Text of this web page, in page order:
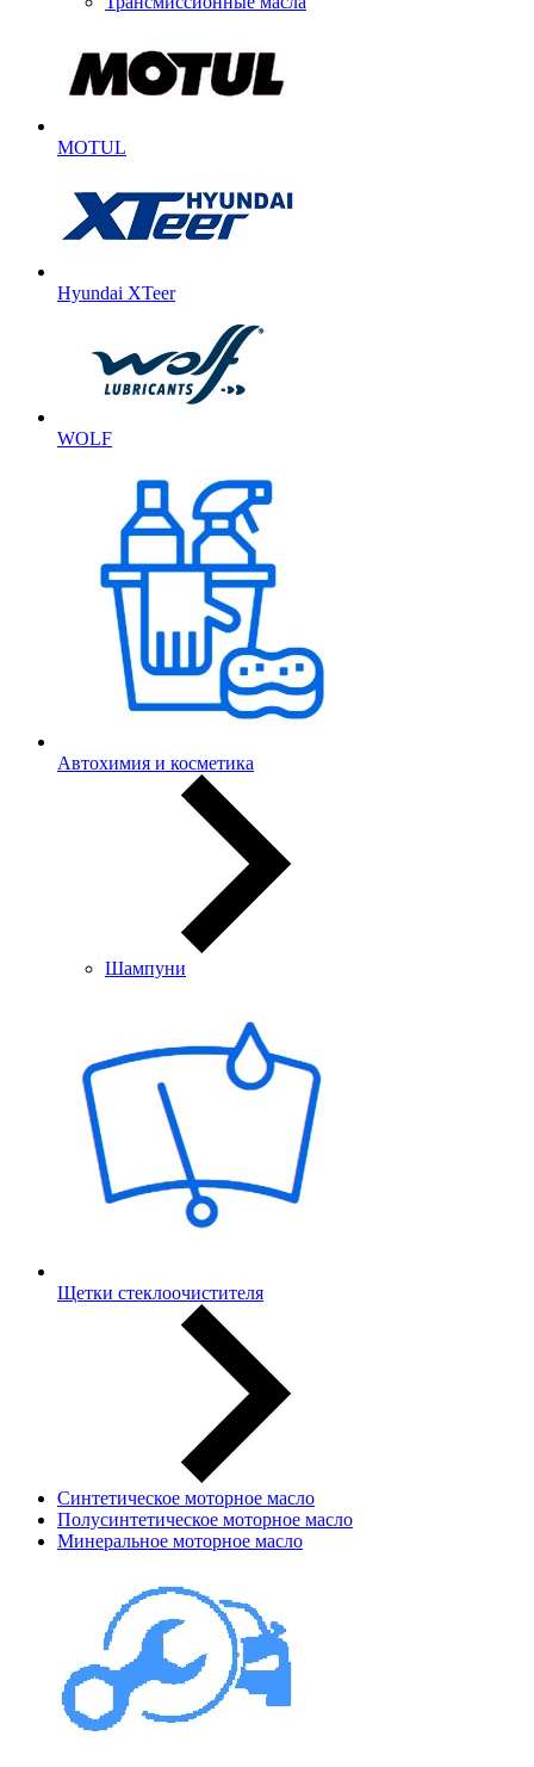
MOTUL
Hyundai XTeer
WOLF
Автохимия и косметика
Шампуни
Щетки стеклоочистителя
Синтетическое моторное масло
Полусинтетическое моторное масло
Минеральное моторное масло